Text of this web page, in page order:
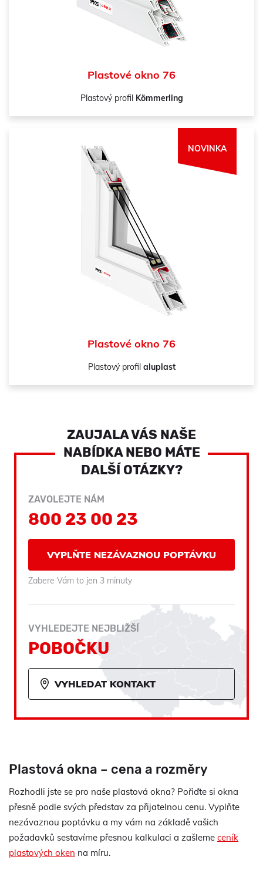
Plastové okno 76
Plastový profil Kömmerling
Plastové okno 76
Plastový profil aluplast
NOVINKA
ZAUJALA VÁS NAŠE
NABÍDKA NEBO MÁTE
DALŠÍ OTÁZKY?
ZAVOLEJTE NÁM
800 23 00 23
VYPLŇTE NEZÁVAZNOU POPTÁVKU
Zabere Vám to jen 3 minuty
VYHLEDEJTE NEJBLIŽŠÍ
POBOČKU
VYHLEDAT KONTAKT
Plastová okna – cena a rozměry
Rozhodli jste se pro naše plastová okna? Pořiďte si okna
přesně podle svých představ za přijatelnou cenu. Vyplňte
nezávaznou poptávku a my vám na základě vašich
požadavků sestavíme přesnou kalkulaci a zašleme ceník
plastových oken na míru.